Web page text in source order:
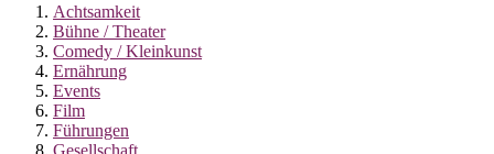
Achtsamkeit
Bühne / Theater
Comedy / Kleinkunst
Ernährung
Events
Film
Führungen
Gesellschaft